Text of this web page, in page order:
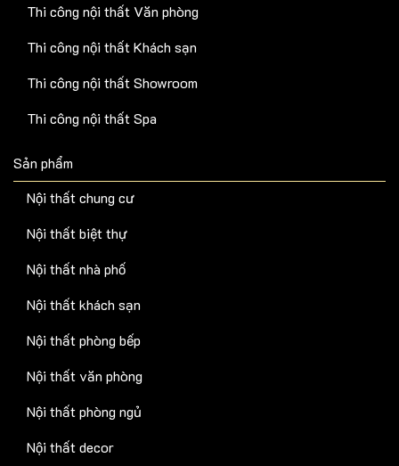
Thi công nội thất Văn phòng
Thi công nội thất Khách sạn
Thi công nội thất Showroom
Thi công nội thất Spa
Sản phẩm
Nội thất chung cư
Nội thất biệt thự
Nội thất nhà phố
Nội thất khách sạn
Nội thất phòng bếp
Nội thất văn phòng
Nội thất phòng ngủ
Nội thất decor